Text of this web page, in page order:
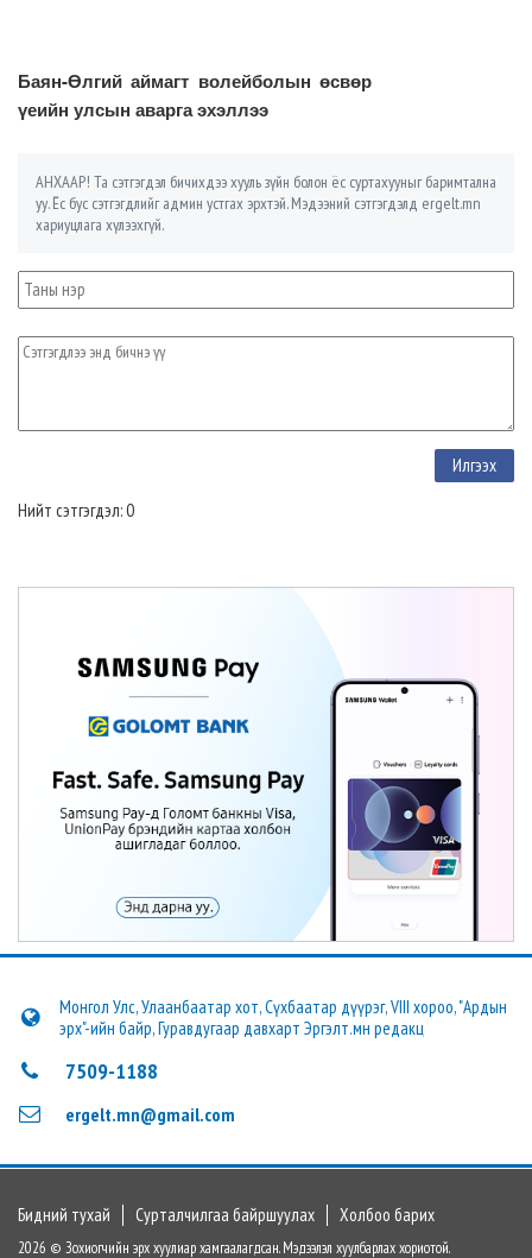
Баян-Өлгий аймагт волейболын өсвөр
үеийн улсын аварга эхэллээ
АНХААР! Та сэтгэгдэл бичихдээ хууль зүйн болон ёс суртахууныг баримтална
уу. Ёс бус сэтгэгдлийг админ устгах эрхтэй. Мэдээний сэтгэгдэлд ergelt.mn
хариуцлага хүлээхгүй.
Нийт сэтгэгдэл: 0
Монгол Улс, Улаанбаатар хот, Сүхбаатар дүүрэг, VIII хороо, "Ардын
эрх"-ийн байр, Гуравдугаар давхарт Эргэлт.мн редакц
7509-1188
ergelt.mn@gmail.com
Бидний тухай Сурталчилгаа байршуулах Холбоо барих
2026 © Зохиогчийн эрх хуулиар хамгаалагдсан. Мэдээлэл хуулбарлах хориотой.